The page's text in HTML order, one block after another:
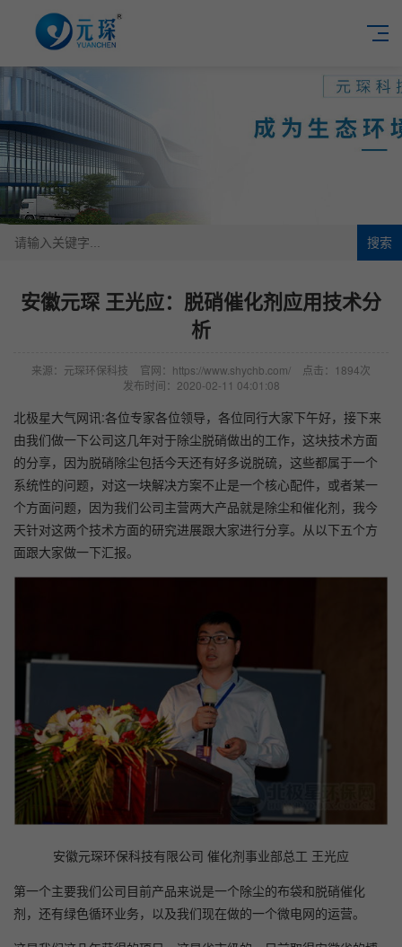
搜索
安徽元琛 王光应：脱硝催化剂应用技术分
析
来源：元琛环保科技 官网：https://www.shychb.com/
点击：1894次
发布时间：2020-02-11 04:01:08
北极星大气网讯:各位专家各位领导，各位同行大家下午好，接下来
由我们做一下公司这几年对于除尘脱硝做出的工作，这块技术方面
的分享，因为脱硝除尘包括今天还有好多说脱硫，这些都属于一个
系统性的问题，对这一块解决方案不止是一个核心配件，或者某一
个方面问题，因为我们公司主营两大产品就是除尘和催化剂，我今
天针对这两个技术方面的研究进展跟大家进行分享。从以下五个方
面跟大家做一下汇报。
安徽元琛环保科技有限公司 催化剂事业部总工 王光应
第一个主要我们公司目前产品来说是一个除尘的布袋和脱硝催化
剂，还有绿色循环业务，以及我们现在做的一个微电网的运营。